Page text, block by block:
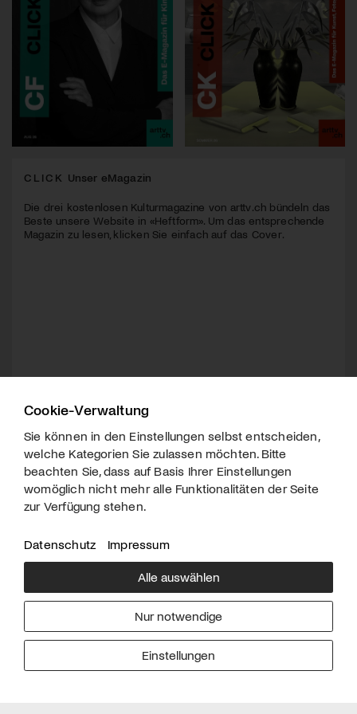
CLICK Unser eMagazin
Die drei kostenlosen Kulturmagazine von arttv.ch bündeln das
Beste unsere Website in «Heftform». Um das entsprechende
Magazin zu lesen, klicken Sie einfach auf das Cover.
Über uns
Downloads
Werben
Impressum
Cookie-Verwaltung
Sie können in den Einstellungen selbst entscheiden,
welche Kategorien Sie zulassen möchten. Bitte
beachten Sie, dass auf Basis Ihrer Einstellungen
womöglich nicht mehr alle Funktionalitäten der Seite
zur Verfügung stehen.
Datenschutz Impressum
Alle auswählen
Nur notwendige
Einstellungen